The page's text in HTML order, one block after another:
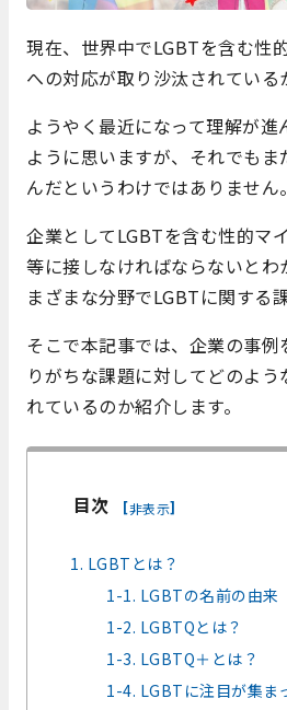
現在、世界中でLGBTを含む性
への対応が取り沙汰されている
ようやく最近になって理解が進
ように思いますが、それでも
んだというわけではありません。
企業としてLGBTを含む性的マ
等に接しなければならないとわ
まざまな分野でLGBTに関する
そこで本記事では、企業の事
りがちな課題に対してどのよ
れているのか紹介します。
目次 [非表示]
1. LGBTとは？
1-1. LGBTの名前の由来
1-2. LGBTQとは？
1-3. LGBTQ＋とは？
1-4. LGBTに注目が集ま